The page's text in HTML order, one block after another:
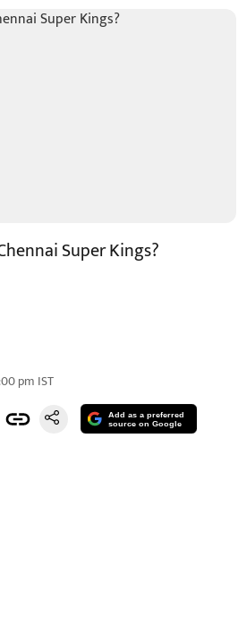
Super Kings?
pm IST
Add as a preferred
source on Google